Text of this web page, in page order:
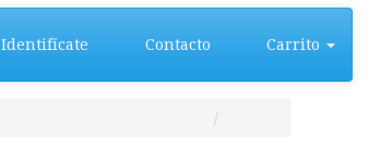
Identifícate Contacto Carrito